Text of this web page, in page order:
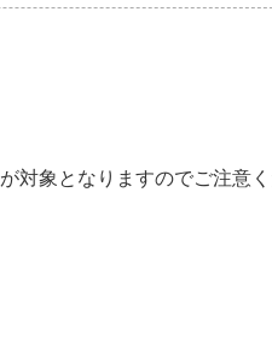
対象となりますのでご注意く